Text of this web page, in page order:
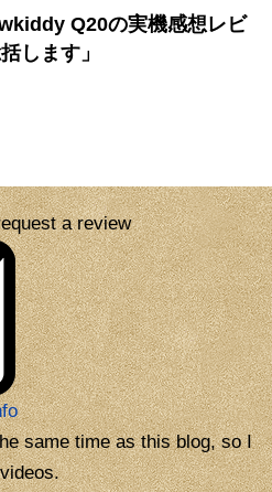
Q20の実機感想レビ
します」
a review
same time as this blog, so I